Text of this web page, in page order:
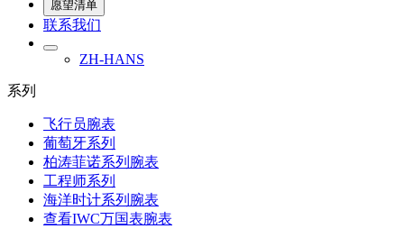
愿望清单
联系我们
ZH-HANS
系列
飞行员腕表
葡萄牙系列
柏涛菲诺系列腕表
工程师系列
海洋时计系列腕表
查看IWC万国表腕表